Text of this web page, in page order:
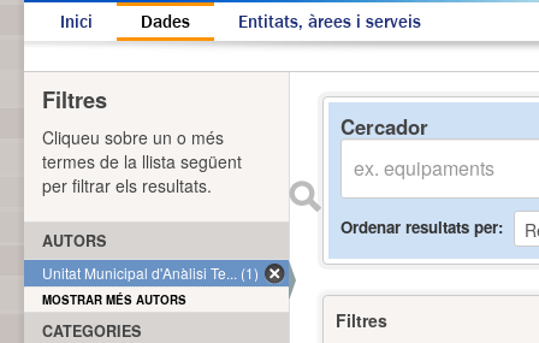
Inici Dades Entitats, àrees i serveis
Cercador
Ordenar resultats per
Filtres
Filtres
Cliqueu sobre un o més
termes de la llista següent
per filtrar els resultats.
AUTORS
Unitat Municipal d'Anàlisi Te... (1)
MOSTRAR MÉS AUTORS
CATEGORIES